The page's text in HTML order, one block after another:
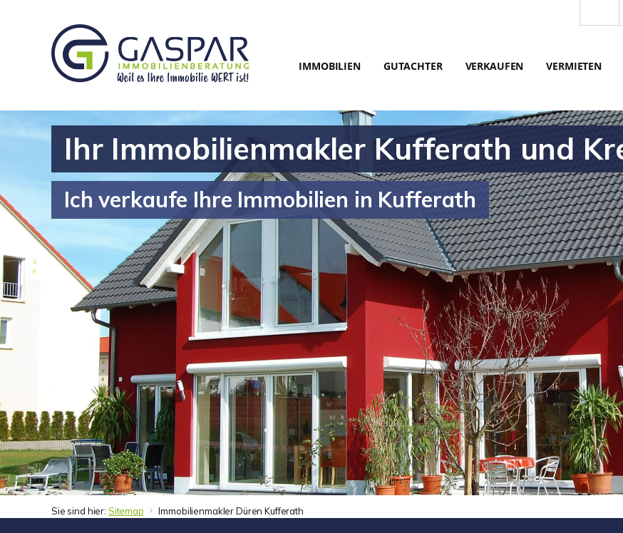
IMMOBILIEN GUTACHTER VERKAUFEN VERMIETEN
Ihr Immobilienmakler Kufferath und
Ich verkaufe Ihre Immobilien in Kufferath
Sie sind hier: Sitemap Immobilienmakler Düren Kufferath